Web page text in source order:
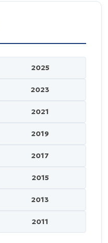
2025
2023
2021
2019
2017
2015
2013
2011